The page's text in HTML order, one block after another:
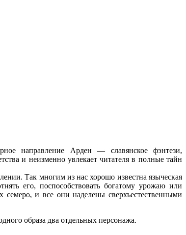
направление Арден — славянское фэнтези,
и неизменно увлекает читателя в полные тайн
Так многим из нас хорошо известна языческая
его, поспособствовать богатому урожаю или
и все они наделены сверхъестественными
образа два отдельных персонажа.